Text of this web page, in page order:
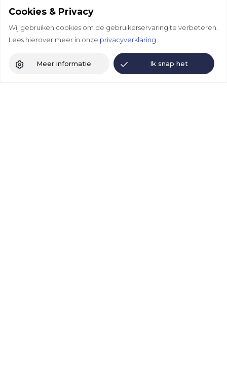
Cookies & Privacy
Wij gebruiken cookies om de gebruikerservaring te verbeteren.
Lees hierover meer in onze privacyverklaring.
Ik snap het
Meer informatie
medisch specialistische revalidatie, het vak van de
revalidatiearts en de revalidatiesector.